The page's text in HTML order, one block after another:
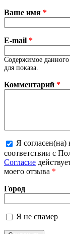
Ваше имя *
E-mail *
Содержимое данного
для показа.
Комментарий *
Более
Я
соответствии с
Согласие
моего отзыва *
Город
Я не спамер